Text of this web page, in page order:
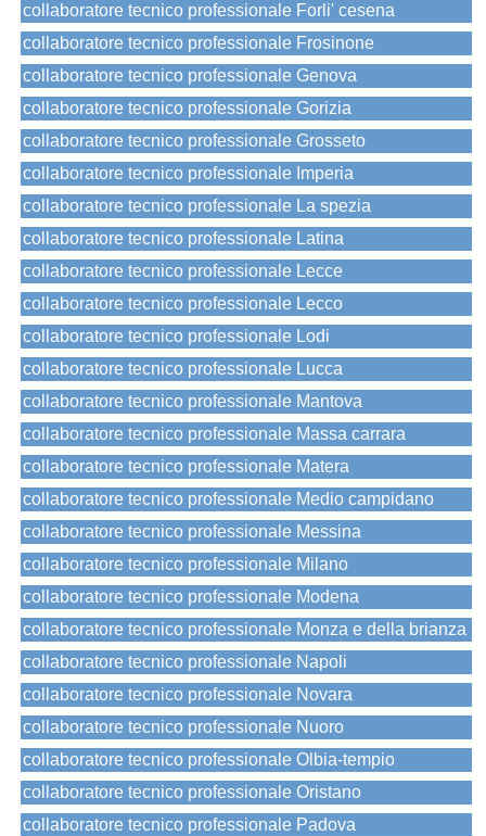
collaboratore tecnico professionale Forli' cesena
collaboratore tecnico professionale Frosinone
collaboratore tecnico professionale Genova
collaboratore tecnico professionale Gorizia
collaboratore tecnico professionale Grosseto
collaboratore tecnico professionale Imperia
collaboratore tecnico professionale La spezia
collaboratore tecnico professionale Latina
collaboratore tecnico professionale Lecce
collaboratore tecnico professionale Lecco
collaboratore tecnico professionale Lodi
collaboratore tecnico professionale Lucca
collaboratore tecnico professionale Mantova
collaboratore tecnico professionale Massa carrara
collaboratore tecnico professionale Matera
collaboratore tecnico professionale Medio campidano
collaboratore tecnico professionale Messina
collaboratore tecnico professionale Milano
collaboratore tecnico professionale Modena
collaboratore tecnico professionale Monza e della brianza
collaboratore tecnico professionale Napoli
collaboratore tecnico professionale Novara
collaboratore tecnico professionale Nuoro
collaboratore tecnico professionale Olbia-tempio
collaboratore tecnico professionale Oristano
collaboratore tecnico professionale Padova